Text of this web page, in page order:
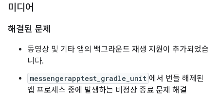
미디어
해결된 문제
동영상 및 기타 앱의 백그라운드 재생 지원이 추가되었습
니다.
messengerapptest_gradle_unit 에서 번들 해제된
앱 프로세스 중에 발생하는 비정상 종료 문제 해결